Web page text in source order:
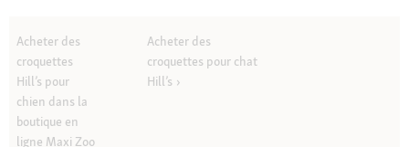
Acheter des
croquettes
Hill’s pour
chien dans la
boutique en
ligne Maxi Zoo
Acheter des
croquettes pour chat
Hill’s